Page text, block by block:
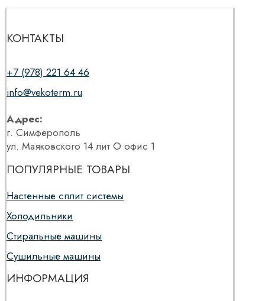
КОНТАКТЫ
+7 (978) 221 64 46
info@vekoterm.ru
Адрес:
г. Симферополь
ул. Маяковского 14 лит О офис 1
ПОПУЛЯРНЫЕ ТОВАРЫ
Настенные сплит системы
Холодильники
Стиральные машины
Сушильные машины
ИНФОРМАЦИЯ